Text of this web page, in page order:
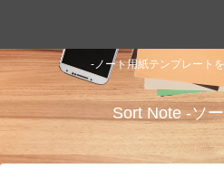
-ノート用紙テンプレート
Sort Note -ソ